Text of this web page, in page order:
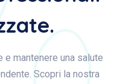
e mantenere una salute
Scopri la nostra